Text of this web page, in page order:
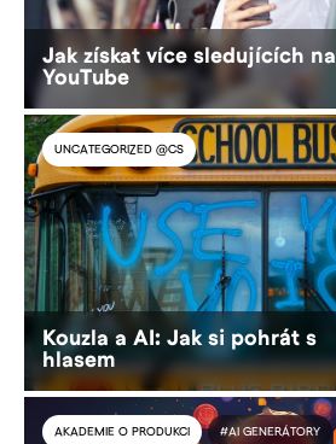
Jak získat více sledujících na
YouTube
UNCATEGORIZED @CS
Kouzla a AI: Jak si pohrát s
hlasem
AKADEMIE O PRODUKCI #AI GENERÁTORY